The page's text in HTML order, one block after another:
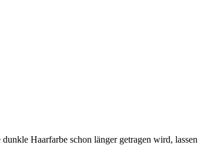
Haarfarbe schon länger getragen wird, lassen